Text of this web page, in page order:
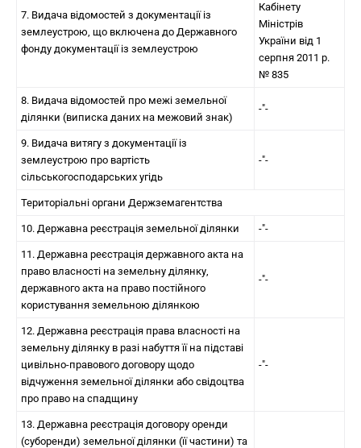
7. Видача відомостей з документації із
землеустрою, що включена до Державного
фонду документації із землеустрою
Кабінету
Міністрів
України від 1
серпня 2011 р.
№ 835
8. Видача відомостей про межі земельної
ділянки (виписка даних на межовий знак)
-"-
9. Видача витягу з документації із
землеустрою про вартість
сільськогосподарських угідь
-"-
Територіальні органи Держземагентства
10. Державна реєстрація земельної ділянки -"-
11. Державна реєстрація державного акта на
право власності на земельну ділянку,
державного акта на право постійного
користування земельною ділянкою
-"-
12. Державна реєстрація права власності на
земельну ділянку в разі набуття її на підставі
цивільно-правового договору щодо
відчуження земельної ділянки або свідоцтва
про право на спадщину
-"-
13. Державна реєстрація договору оренди
(суборенди) земельної ділянки (її частини) та